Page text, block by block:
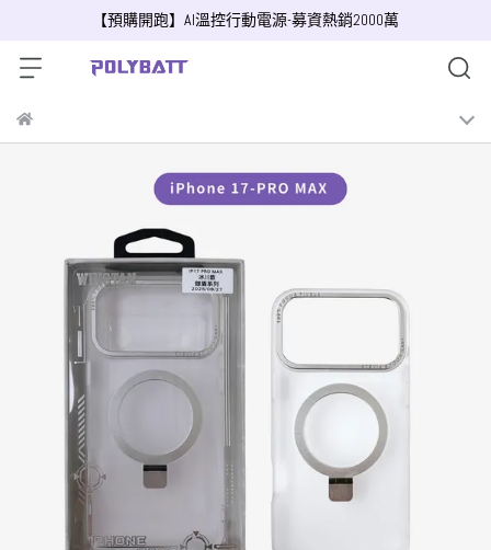
【預購開跑】AI溫控行動電源-募資熱銷2000萬